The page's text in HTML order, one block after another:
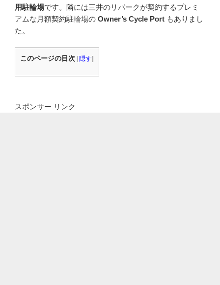
用駐輪場です。隣には三井のリパークが契約するプレミ
アムな月額契約駐輪場の Owner’s Cycle Port もありまし
た。
このページの目次 [隠す]
スポンサー リンク